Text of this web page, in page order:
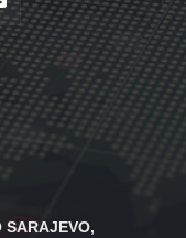
SARAJEVO,